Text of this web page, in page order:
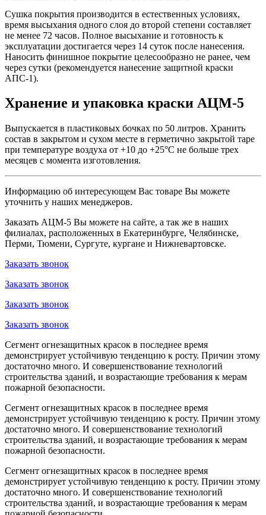
Сушка покрытия производится в естественных условиях,
время высыхания одного слоя до второй степени составляет
не менее 72 часов. Полное высыхание и готовность к
эксплуатации достигается через 14 суток после нанесения.
Наносить финишное покрытие целесообразно не ранее, чем
через сутки (рекомендуется нанесение защитной краски
АПС-1).
Хранение и упаковка краски АЦМ-5
Выпускается в пластиковых бочках по 50 литров. Хранить
состав в закрытом и сухом месте в герметично закрытой таре
при температуре воздуха от +10 до +25°C не больше трех
месяцев с момента изготовления.
Информацию об интересующем Вас товаре Вы можете
уточнить у наших менеджеров.
Заказать АЦМ-5 Вы можете на сайте, а так же в наших
филиалах, расположенных в Екатеринбурге, Челябинске,
Перми, Тюмени, Сургуте, кургане и Нижневартовске.
Заказать звонок
Заказать звонок
Заказать звонок
Заказать звонок
Сегмент огнезащитных красок в последнее время
демонстрирует устойчивую тенденцию к росту. Причин этому
достаточно много. И совершенствование технологий
строительства зданий, и возрастающие требования к мерам
пожарной безопасности.
Сегмент огнезащитных красок в последнее время
демонстрирует устойчивую тенденцию к росту. Причин этому
достаточно много. И совершенствование технологий
строительства зданий, и возрастающие требования к мерам
пожарной безопасности.
Сегмент огнезащитных красок в последнее время
демонстрирует устойчивую тенденцию к росту. Причин этому
достаточно много. И совершенствование технологий
строительства зданий, и возрастающие требования к мерам